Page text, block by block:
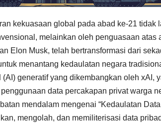
kekuasaan global pada abad ke-21
melainkan oleh penguasaan
Elon Musk, telah bertransformasi dari
menantang kedaulatan negara
(AI) generatif yang dikembangkan oleh xAI,
data percakapan privat warga
mendalam mengenai “Kedaulatan
mengolah, dan memiliterisasi data